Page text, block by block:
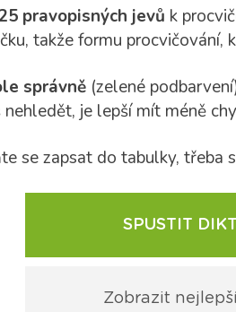
pravopisných jevů k
takže formu procvičování,
správně(zelené
je lepší mít méně
se zapsat do tabulky,
SPUSTIT
Zobrazit